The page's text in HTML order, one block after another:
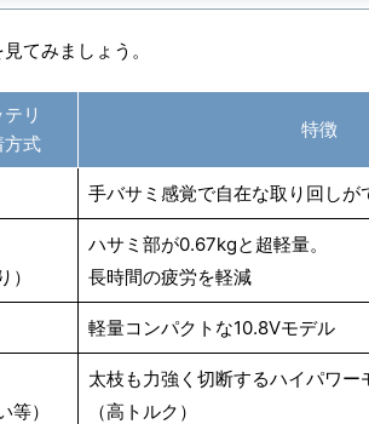
てみましょう。
リ
方式
特徴
手バサミ感覚で自在な取り回しが
）
ハサミ部が0.67kgと超軽量。
長時間の疲労を軽減
軽量コンパクトな10.8Vモデル
等）
太枝も力強く切断するハイパワー
（高トルク）